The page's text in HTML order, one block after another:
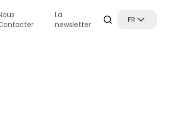
La
newsletter
FR